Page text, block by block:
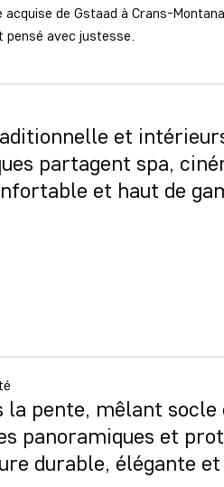
acquise de Gstaad à Crans-
pensé avec justesse.
et
partagent spa,
et haut de
la pente, mêlant
panoramiques et
durable, élégante et